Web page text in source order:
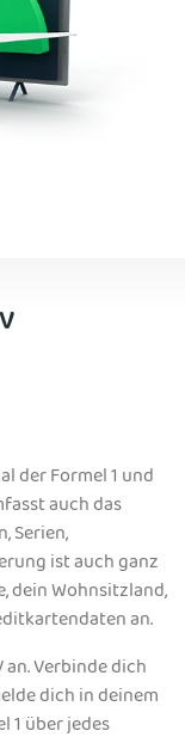
der Formel 1 und
auch das
Serien,
ist auch ganz
dein Wohnsitzland,
an.
an. Verbinde dich
dich in deinem
1 über jedes